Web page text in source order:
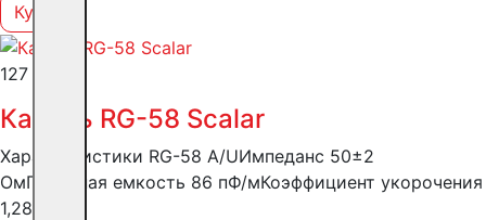
Купить
127 ₽
Кабель RG-58 Scalar
Характеристики RG-58 A/UИмпеданс 50±2
ОмПогонная емкость 86 пФ/мКоэффициент укорочения
1,28Д..